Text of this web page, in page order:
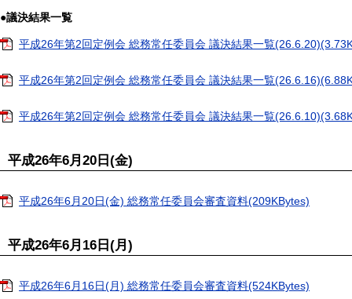
●議決結果一覧
平成26年第2回定例会 総務常任委員会 議決結果一覧
平成26年第2回定例会 総務常任委員会 議決結果一覧
平成26年第2回定例会 総務常任委員会 議決結果一覧
平成26年6月20日(金)
平成26年6月20日(金) 総務常任委員会審査資料(209KBytes)
平成26年6月16日(月)
平成26年6月16日(月) 総務常任委員会審査資料(524KBytes)